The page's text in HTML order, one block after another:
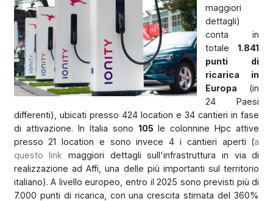
maggiori
dettagli)
conta in
totale1.841
punti di
ricarica in
Europa (in
24 Paesi
differenti), ubicati presso 424 location e 34 cantieri in fase
di attivazione. In Italia sono 105 le colonnine Hpc attive
presso 21 location e sono invece 4 i cantieri aperti (a
questo link maggiori dettagli sull'infrastruttura in via di
realizzazione ad Affi, una delle più importanti sul territorio
italiano). A livello europeo, entro il 2025 sono previsti più di
7.000 punti di ricarica, con una crescita stimata del 360%